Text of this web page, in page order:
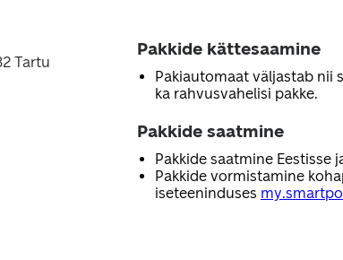
Tartu
Pakkide kättesaamine
Pakiautomaat väljastab nii
ka rahvusvahelisi pakke.
Pakkide saatmine
Pakkide saatmine Eestisse
Pakkide vormistamine
iseteeninduses